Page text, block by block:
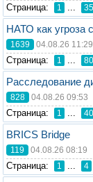
Стрaница: 1
НАТО как угроза
1639 04.08.26 11:29
Стрaница: 1 80
Расследование
828 04.08.26 09:53
Стрaница: 1 40
BRICS Bridge
119 04.08.26 08:19
Стрaница: 1 4